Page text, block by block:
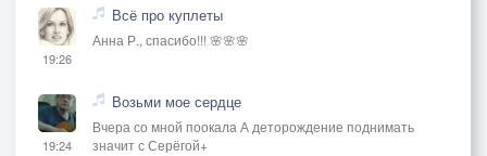
19:26
Всё про куплеты
Анна Р., спасибо!!! 🌸🌸🌸
19:24
Возьми мое сердце
Вчера со мной поокала А деторождение поднимать
значит с Серёгой+